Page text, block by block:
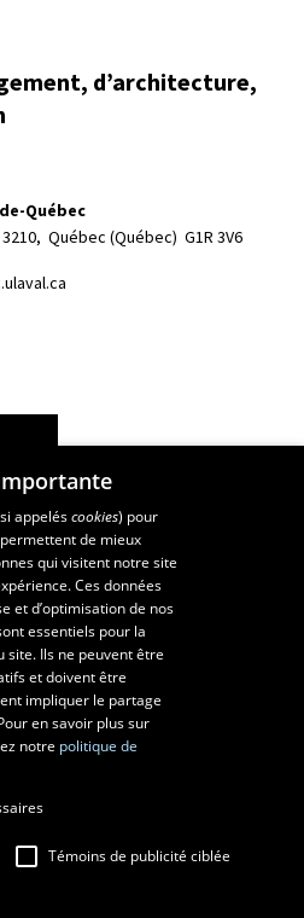
d’architecture,
Québec
Québec (Québec)  G1R 3V6
du territoire et de développement
et développement
appeléscookies) pour
de mieux
qui visitent notre site
Ces données
et d’optimisation de nos
essentiels pour la
Ils ne peuvent être
et doivent être
impliquer le partage
en savoir plus sur
notre politique de
Témoins de publicité ciblée